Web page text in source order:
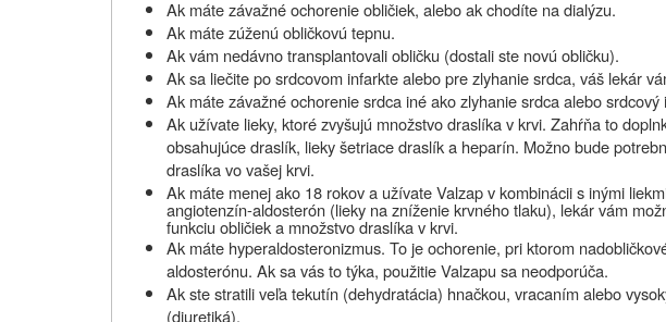
Ak máte závažné ochorenie obličiek, alebo ak chodíte na dialýzu.
Ak máte zúženú obličkovú tepnu.
Ak vám nedávno transplantovali obličku (dostali ste novú obličku).
Ak sa liečite po srdcovom infarkte alebo pre zlyhanie srdca, váš lekár
Ak máte závažné ochorenie srdca iné ako zlyhanie srdca alebo srdcový
Ak užívate lieky, ktoré zvyšujú množstvo draslíka v krvi. Zahŕňa to
obsahujúce draslík, lieky šetriace draslík a heparín. Možno bude
draslíka vo vašej krvi.
Ak máte menej ako 18 rokov a užívate Valzap v kombinácii s inými
angiotenzín-aldosterón (lieky na zníženie krvného tlaku), lekár vám
funkciu obličiek a množstvo draslíka v krvi.
Ak máte hyperaldosteronizmus. To je ochorenie, pri ktorom
aldosterónu. Ak sa vás to týka, použitie Valzapu sa neodporúča.
Ak ste stratili veľa tekutín (dehydratácia) hnačkou, vracaním alebo
(diuretiká).